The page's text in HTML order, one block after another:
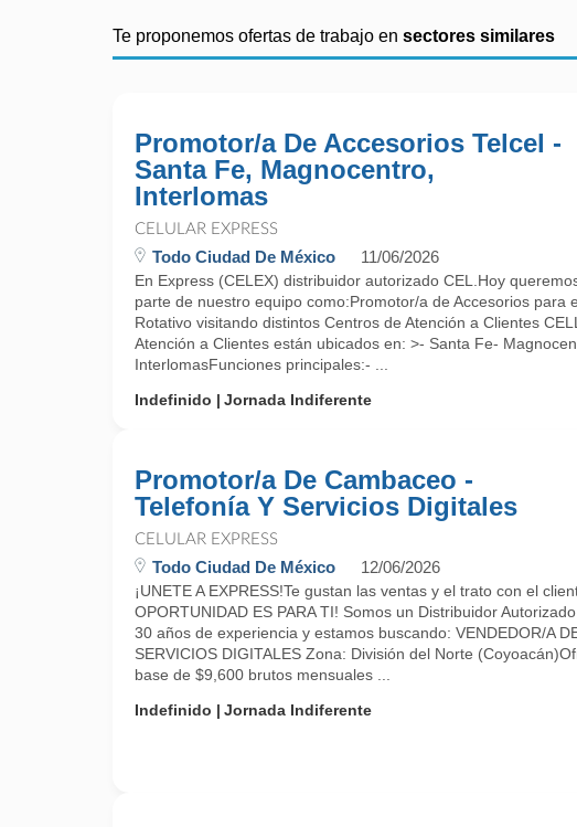
Te proponemos ofertas de trabajo en sectores similares
Promotor/a De Accesorios Telcel -
Santa Fe, Magnocentro,
Interlomas
CELULAR EXPRESS
Todo Ciudad De México 11/06/2026
En Express (CELEX) distribuidor autorizado CEL.Hoy
parte de nuestro equipo como:Promotor/a de Accesorios para
Rotativo visitando distintos Centros de Atención a Clientes
Atención a Clientes están ubicados en: >- Santa Fe-
InterlomasFunciones principales:- ...
Indefinido
Jornada Indiferente
Promotor/a De Cambaceo -
Telefonía Y Servicios Digitales
CELULAR EXPRESS
Todo Ciudad De México 12/06/2026
¡UNETE A EXPRESS!Te gustan las ventas y el trato con el
OPORTUNIDAD ES PARA TI! Somos un Distribuidor
30 años de experiencia y estamos buscando: VENDEDOR/A
SERVICIOS DIGITALES Zona: División del Norte
base de $9,600 brutos mensuales ...
Indefinido
Jornada Indiferente